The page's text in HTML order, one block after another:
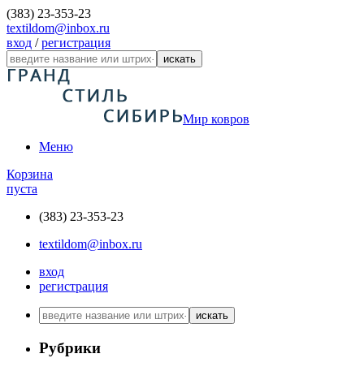
(383) 23-353-23
textildom@inbox.ru
вход /регистрация
искать
Мир ковров
Меню
Корзина
пуста
(383) 23-353-23
textildom@inbox.ru
вход
регистрация
искать
Рубрики